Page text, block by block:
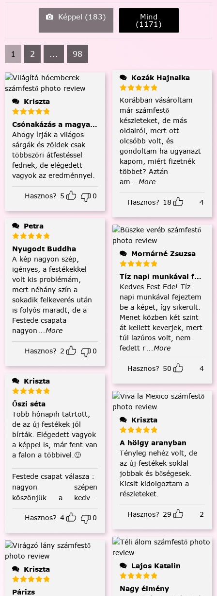
Képpel (183) Mind
(1171)
1 2 ... 98
Kriszta
Csónakázás a magyar tengeren
Ahogy írják a világos
sárgák és zöldek csak
többszöri átfestéssel
fednek, de elégedett
vagyok az eredménnyel.
Hasznos? 5 0
Petra
Nyugodt Buddha
A kép nagyon szép,
igényes, a festékekkel
volt kis problémám,
mert néhány szín a
sokadik felkeverés után
is folyós maradt, de a
Festede csapata
nagyon ...More
Hasznos? 2 0
Kriszta
Őszi séta
Több hónapih tatrtott,
de az új festékek jól
bírták. Elégedett vagyok
a képpel is, már fent van
a falon a többivel.🙂
Festede csapat válasza :
nagyon szépen
köszönjük a kedves
visszajelzést! :)
Hasznos? 4 0
Kriszta
Párizs
Kozák Hajnalka
Korábban vásároltam
már számfestő
készleteket, de más
oldalról, mert ott
olcsóbb volt, és
gondoltam ha ugyanazt
kapom, miért fizetnék
többet? Aztán
am ...More
Hasznos? 18 4
Mornárné Zsuzsa
Tíz napi munkával
Kedves Fest Ede! Tíz
napi munkával fejeztem
be a képet, így sikerült.
Menet közben két szint
át kellett keverjek, mert
túl lazúros volt, nem
fedett r...More
Hasznos? 50 4
Kriszta
A hölgy aranyban
Tényleg nehéz volt, de
az új festékek soklal
jobbak és bőségesek.
Kicsit kidolgoztam a
részleteket.
Hasznos? 29 2
Lajos Katalin
Nagy élmény